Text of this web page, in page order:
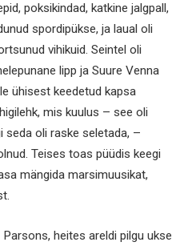
poksikindad, katkine jalgpall,
spordipükse, ja laual oli
vihikuid. Seintel oli
lipp ja Suure Venna
ühisest keedetud kapsa
mis kuulus – see oli
seda oli raske seletada, –
Teises toas püüdis keegi
mängida marsimuusikat,
heites areldi pilgu ukse